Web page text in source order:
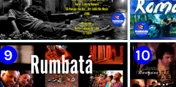
🟢 Hanoy La Awtoridad |
¨Siempre Tú¨ | Director:
LEWIS.PRODS | Videoclip |
Música Urbana Cubana |
Artistas Cubanos | Canción |
CUBA
🟡
- ¨Que
Videoclip